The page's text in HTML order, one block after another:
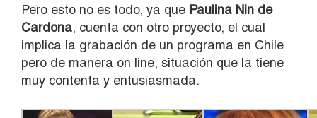
Pero esto no es todo, ya que Paulina Nin de
Cardona, cuenta con otro proyecto, el cual
implica la grabación de un programa en Chile
pero de manera on line, situación que la tiene
muy contenta y entusiasmada.